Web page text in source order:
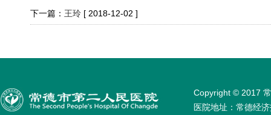
下一篇： 王玲 [ 2018-12-02 ]
Copyright © 2017
医院地址：常德经